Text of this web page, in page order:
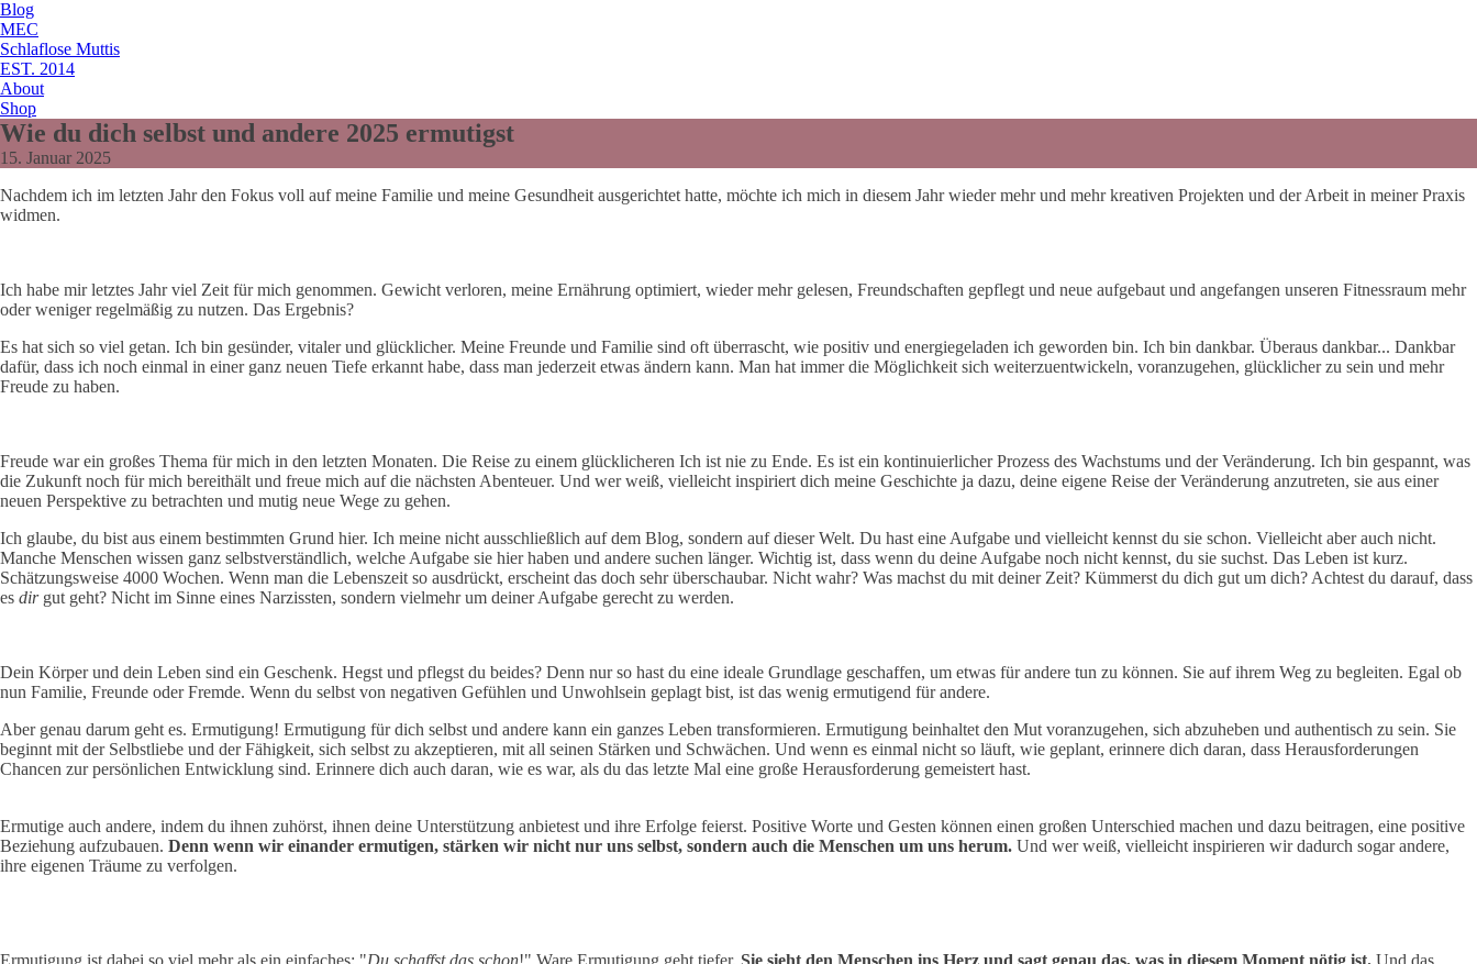
Blog
MEC
Schlaflose Muttis
EST. 2014
About
Shop
Wie du dich selbst und andere 2025 ermutigst
15. Januar 2025
Nachdem ich im letzten Jahr den Fokus voll auf meine Familie und meine Gesundheit ausgerichtet hatte, möchte ich mich in diesem Jahr wieder mehr und mehr kreativen Projekten und der Arbeit in meiner Praxis
widmen.
Ich habe mir letztes Jahr viel Zeit für mich genommen. Gewicht verloren, meine Ernährung optimiert, wieder mehr gelesen, Freundschaften gepflegt und neue aufgebaut und angefangen unseren Fitnessraum mehr
oder weniger regelmäßig zu nutzen. Das Ergebnis?
Es hat sich so viel getan. Ich bin gesünder, vitaler und glücklicher. Meine Freunde und Familie sind oft überrascht, wie positiv und energiegeladen ich geworden bin. Ich bin dankbar. Überaus dankbar... Dankbar
dafür, dass ich noch einmal in einer ganz neuen Tiefe erkannt habe, dass man jederzeit etwas ändern kann. Man hat immer die Möglichkeit sich weiterzuentwickeln, voranzugehen, glücklicher zu sein und mehr
Freude zu haben.
Freude war ein großes Thema für mich in den letzten Monaten. Die Reise zu einem glücklicheren Ich ist nie zu Ende. Es ist ein kontinuierlicher Prozess des Wachstums und der Veränderung. Ich bin gespannt, was
die Zukunft noch für mich bereithält und freue mich auf die nächsten Abenteuer. Und wer weiß, vielleicht inspiriert dich meine Geschichte ja dazu, deine eigene Reise der Veränderung anzutreten, sie aus einer
neuen Perspektive zu betrachten und mutig neue Wege zu gehen.
Ich glaube, du bist aus einem bestimmten Grund hier. Ich meine nicht ausschließlich auf dem Blog, sondern auf dieser Welt. Du hast eine Aufgabe und vielleicht kennst du sie schon. Vielleicht aber auch nicht.
Manche Menschen wissen ganz selbstverständlich, welche Aufgabe sie hier haben und andere suchen länger. Wichtig ist, dass wenn du deine Aufgabe noch nicht kennst, du sie suchst. Das Leben ist kurz.
Schätzungsweise 4000 Wochen. Wenn man die Lebenszeit so ausdrückt, erscheint das doch sehr überschaubar. Nicht wahr? Was machst du mit deiner Zeit? Kümmerst du dich gut um dich? Achtest du darauf, dass
es dirgut geht? Nicht im Sinne eines Narzissten, sondern vielmehr um deiner Aufgabe gerecht zu werden.
Dein Körper und dein Leben sind ein Geschenk. Hegst und pflegst du beides? Denn nur so hast du eine ideale Grundlage geschaffen, um etwas für andere tun zu können. Sie auf ihrem Weg zu begleiten. Egal ob
nun Familie, Freunde oder Fremde. Wenn du selbst von negativen Gefühlen und Unwohlsein geplagt bist, ist das wenig ermutigend für andere.
Aber genau darum geht es. Ermutigung! Ermutigung für dich selbst und andere kann ein ganzes Leben transformieren. Ermutigung beinhaltet den Mut voranzugehen, sich abzuheben und authentisch zu sein. Sie
beginnt mit der Selbstliebe und der Fähigkeit, sich selbst zu akzeptieren, mit all seinen Stärken und Schwächen. Und wenn es einmal nicht so läuft, wie geplant, erinnere dich daran, dass Herausforderungen
Chancen zur persönlichen Entwicklung sind. Erinnere dich auch daran, wie es war, als du das letzte Mal eine große Herausforderung gemeistert hast.
Ermutige auch andere, indem du ihnen zuhörst, ihnen deine Unterstützung anbietest und ihre Erfolge feierst. Positive Worte und Gesten können einen großen Unterschied machen und dazu beitragen, eine positive
Beziehung aufzubauen. Denn wenn wir einander ermutigen, stärken wir nicht nur uns selbst, sondern auch die Menschen um uns herum. Und wer weiß, vielleicht inspirieren wir dadurch sogar andere,
ihre eigenen Träume zu verfolgen.
Ermutigung ist dabei so viel mehr als ein einfaches: "Du schaffst das schon!" Ware Ermutigung geht tiefer. Sie sieht den Menschen ins Herz und sagt genau das, was in diesem Moment nötig ist. Und das